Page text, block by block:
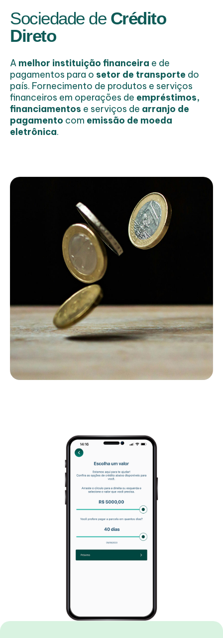
Sociedade de Crédito
Direto
A melhor instituição financeira e de
pagamentos para o setor de transporte do
país. Fornecimento de produtos e serviços
financeiros em operações de empréstimos,
financiamentos e serviços de arranjo de
pagamento com emissão de moeda
eletrônica.